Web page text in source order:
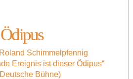
Ödipus
Schimmelpfennig
Ereignis ist dieser Ödipus“
Bühne)